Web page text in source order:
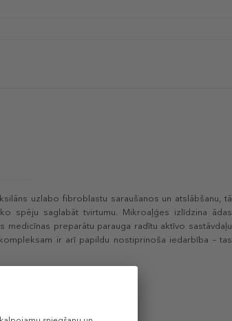
uzlabo fibroblastu saraušanos un atslābšanu, tā
spēju saglabāt tvirtumu. Mikroaļģes izlīdzina ādas
preparātu parauga radītu aktīvo sastāvdaļu
ir arī papildu nostiprinoša iedarbība – tas